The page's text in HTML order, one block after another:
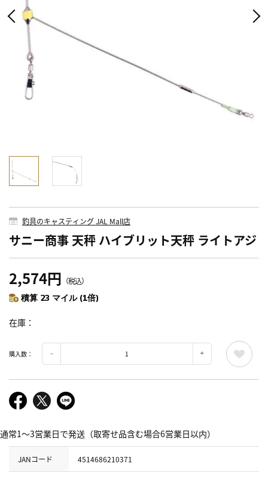
釣具のキャスティング JAL Mall店
サニー商事 天秤 ハイブリット天秤 ライトアジ
2,574円 （税込）
積算 23 マイル (1倍)
在庫
購入数：
通常1～3営業日で発送（取寄せ品含む場合6営業日以内）
JANコード 4514686210371